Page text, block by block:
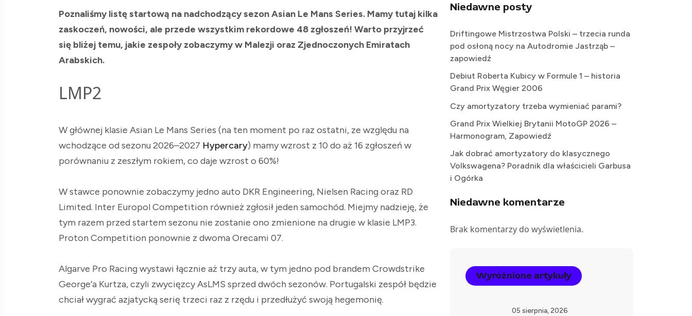
Poznaliśmy listę startową na nadchodzący sezon Asian Le Mans Series. Mamy tutaj kilka
zaskoczeń, nowości, ale przede wszystkim rekordowe 48 zgłoszeń! Warto przyjrzeć
się bliżej temu, jakie zespoły zobaczymy w Malezji oraz Zjednoczonych Emiratach
Arabskich.
LMP2
W głównej klasie Asian Le Mans Series (na ten moment po raz ostatni, ze względu na
wchodzące od sezonu 2026–2027 Hypercary) mamy wzrost z 10 do aż 16 zgłoszeń w
porównaniu z zeszłym rokiem, co daje wzrost o 60%!
W stawce ponownie zobaczymy jedno auto DKR Engineering, Nielsen Racing oraz RD
Limited. Inter Europol Competition również zgłosił jeden samochód. Miejmy nadzieję, że
tym razem przed startem sezonu nie zostanie ono zmienione na drugie w klasie LMP3.
Proton Competition ponownie z dwoma Orecami 07.
Algarve Pro Racing wystawi łącznie aż trzy auta, w tym jedno pod brandem Crowdstrike
George’a Kurtza, czyli zwycięzcy AsLMS sprzed dwóch sezonów. Portugalski zespół będzie
chciał wygrać azjatycką serię trzeci raz z rzędu i przedłużyć swoją hegemonię.
Niedawne posty
Driftingowe Mistrzostwa Polski – trzecia runda
pod osłoną nocy na Autodromie Jastrząb –
zapowiedź
Debiut Roberta Kubicy w Formule 1 – historia
Grand Prix Węgier 2006
Czy amortyzatory trzeba wymieniać parami?
Grand Prix Wielkiej Brytanii MotoGP 2026 –
Harmonogram, Zapowiedź
Jak dobrać amortyzatory do klasycznego
Volkswagena? Poradnik dla właścicieli Garbusa
i Ogórka
Niedawne komentarze
Brak komentarzy do wyświetlenia.
Wyróżnione artykuły
05 sierpnia, 2026